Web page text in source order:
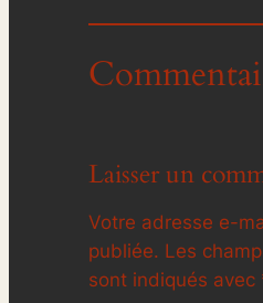
Laisser un
Votre adresse e-
publiée. Les
sont indiqués avec